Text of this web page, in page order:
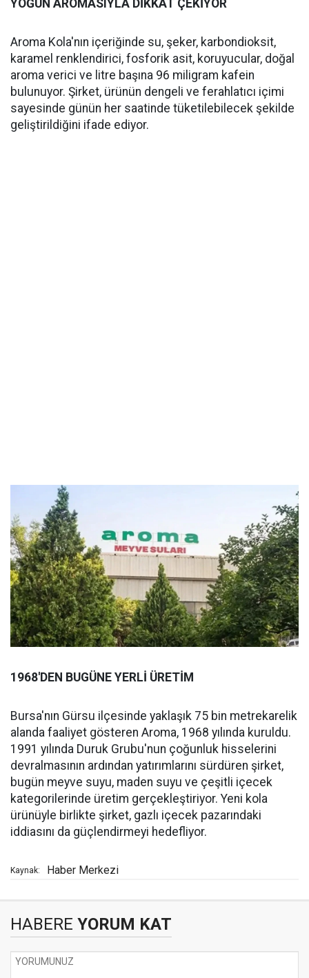
YOĞUN AROMASIYLA DİKKAT ÇEKİYOR
Aroma Kola'nın içeriğinde su, şeker, karbondioksit,
karamel renklendirici, fosforik asit, koruyucular, doğal
aroma verici ve litre başına 96 miligram kafein
bulunuyor. Şirket, ürünün dengeli ve ferahlatıcı içimi
sayesinde günün her saatinde tüketilebilecek şekilde
geliştirildiğini ifade ediyor.
1968'DEN BUGÜNE YERLİ ÜRETİM
Bursa'nın Gürsu ilçesinde yaklaşık 75 bin metrekarelik
alanda faaliyet gösteren Aroma, 1968 yılında kuruldu.
1991 yılında Duruk Grubu'nun çoğunluk hisselerini
devralmasının ardından yatırımlarını sürdüren şirket,
bugün meyve suyu, maden suyu ve çeşitli içecek
kategorilerinde üretim gerçekleştiriyor. Yeni kola
ürünüyle birlikte şirket, gazlı içecek pazarındaki
iddiasını da güçlendirmeyi hedefliyor.
Kaynak: Haber Merkezi
HABERE YORUM KAT